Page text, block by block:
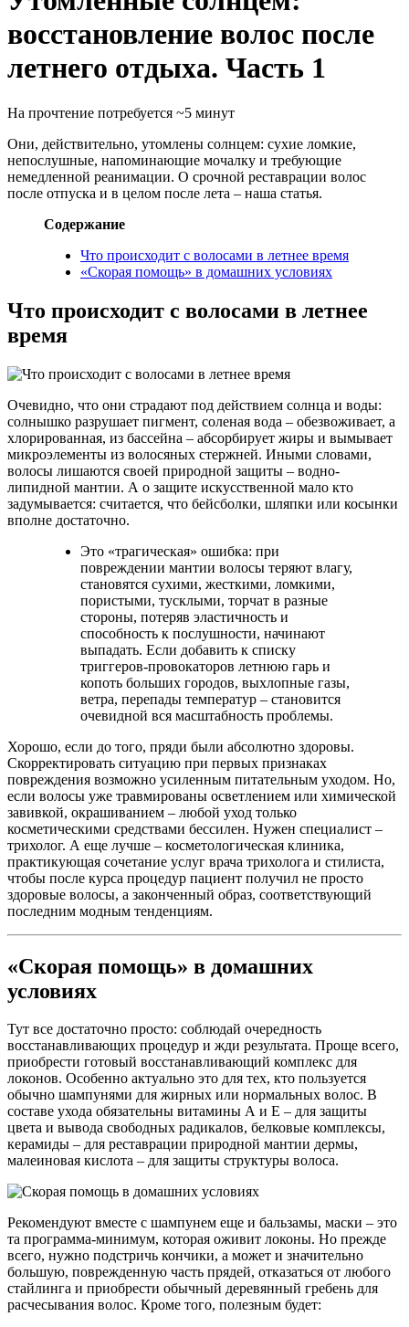
восстановление волос после
летнего отдыха. Часть 1
На прочтение потребуется ~5 минут
Они, действительно, утомлены солнцем: сухие ломкие,
непослушные, напоминающие мочалку и требующие
немедленной реанимации. О срочной реставрации волос
после отпуска и в целом после лета – наша статья.
Содержание
Что происходит с волосами в летнее время
«Скорая помощь» в домашних условиях
Что происходит с волосами в летнее
время
Очевидно, что они страдают под действием солнца и воды:
солнышко разрушает пигмент, соленая вода – обезвоживает, а
хлорированная, из бассейна – абсорбирует жиры и вымывает
микроэлементы из волосяных стержней. Иными словами,
волосы лишаются своей природной защиты – водно-
липидной мантии. А о защите искусственной мало кто
задумывается: считается, что бейсболки, шляпки или косынки
вполне достаточно.
Это «трагическая» ошибка: при
повреждении мантии волосы теряют влагу,
становятся сухими, жесткими, ломкими,
пористыми, тусклыми, торчат в разные
стороны, потеряв эластичность и
способность к послушности, начинают
выпадать. Если добавить к списку
триггеров-провокаторов летнюю гарь и
копоть больших городов, выхлопные газы,
ветра, перепады температур – становится
очевидной вся масштабность проблемы.
Хорошо, если до того, пряди были абсолютно здоровы.
Скорректировать ситуацию при первых признаках
повреждения возможно усиленным питательным уходом. Но,
если волосы уже травмированы осветлением или химической
завивкой, окрашиванием – любой уход только
косметическими средствами бессилен. Нужен специалист –
трихолог. А еще лучше – косметологическая клиника,
практикующая сочетание услуг врача трихолога и стилиста,
чтобы после курса процедур пациент получил не просто
здоровые волосы, а законченный образ, соответствующий
последним модным тенденциям.
«Скорая помощь» в домашних
условиях
Тут все достаточно просто: соблюдай очередность
восстанавливающих процедур и жди результата. Проще всего,
приобрести готовый восстанавливающий комплекс для
локонов. Особенно актуально это для тех, кто пользуется
обычно шампунями для жирных или нормальных волос. В
составе ухода обязательны витамины А и Е – для защиты
цвета и вывода свободных радикалов, белковые комплексы,
керамиды – для реставрации природной мантии дермы,
малеиновая кислота – для защиты структуры волоса.
Рекомендуют вместе с шампунем еще и бальзамы, маски – это
та программа-минимум, которая оживит локоны. Но прежде
всего, нужно подстричь кончики, а может и значительно
большую, поврежденную часть прядей, отказаться от любого
стайлинга и приобрести обычный деревянный гребень для
расчесывания волос. Кроме того, полезным будет: